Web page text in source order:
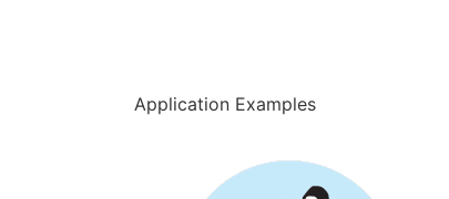
Application Examples